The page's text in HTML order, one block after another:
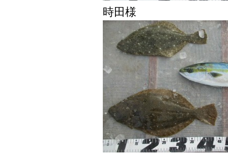
時田様